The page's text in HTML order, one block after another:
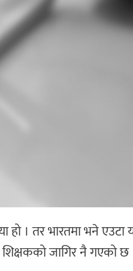
हो । तर भारतमा भने एउटा
जागिर नै गएको छ